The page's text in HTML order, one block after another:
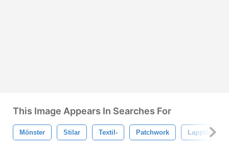
This Image Appears In Searches For
Mönster Stilar Textil- Patchwork Lapptäcke